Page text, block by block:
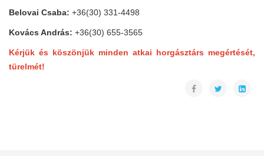
Belovai Csaba: +36(30) 331-4498
Kovács András: +36(30) 655-3565
Kérjük és köszönjük minden atkai horgásztárs megértését,
türelmét!